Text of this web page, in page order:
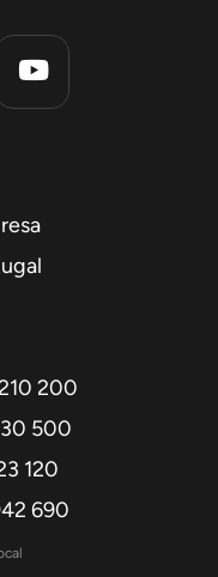
200
500
120
690